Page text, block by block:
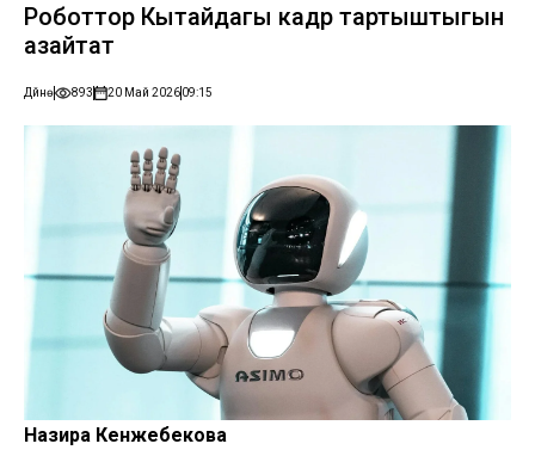
Роботтор Кытайдагы кадр тартыштыгын
азайтат
Дүйнө 893 20 Май 202609:15
Назира Кенжебекова